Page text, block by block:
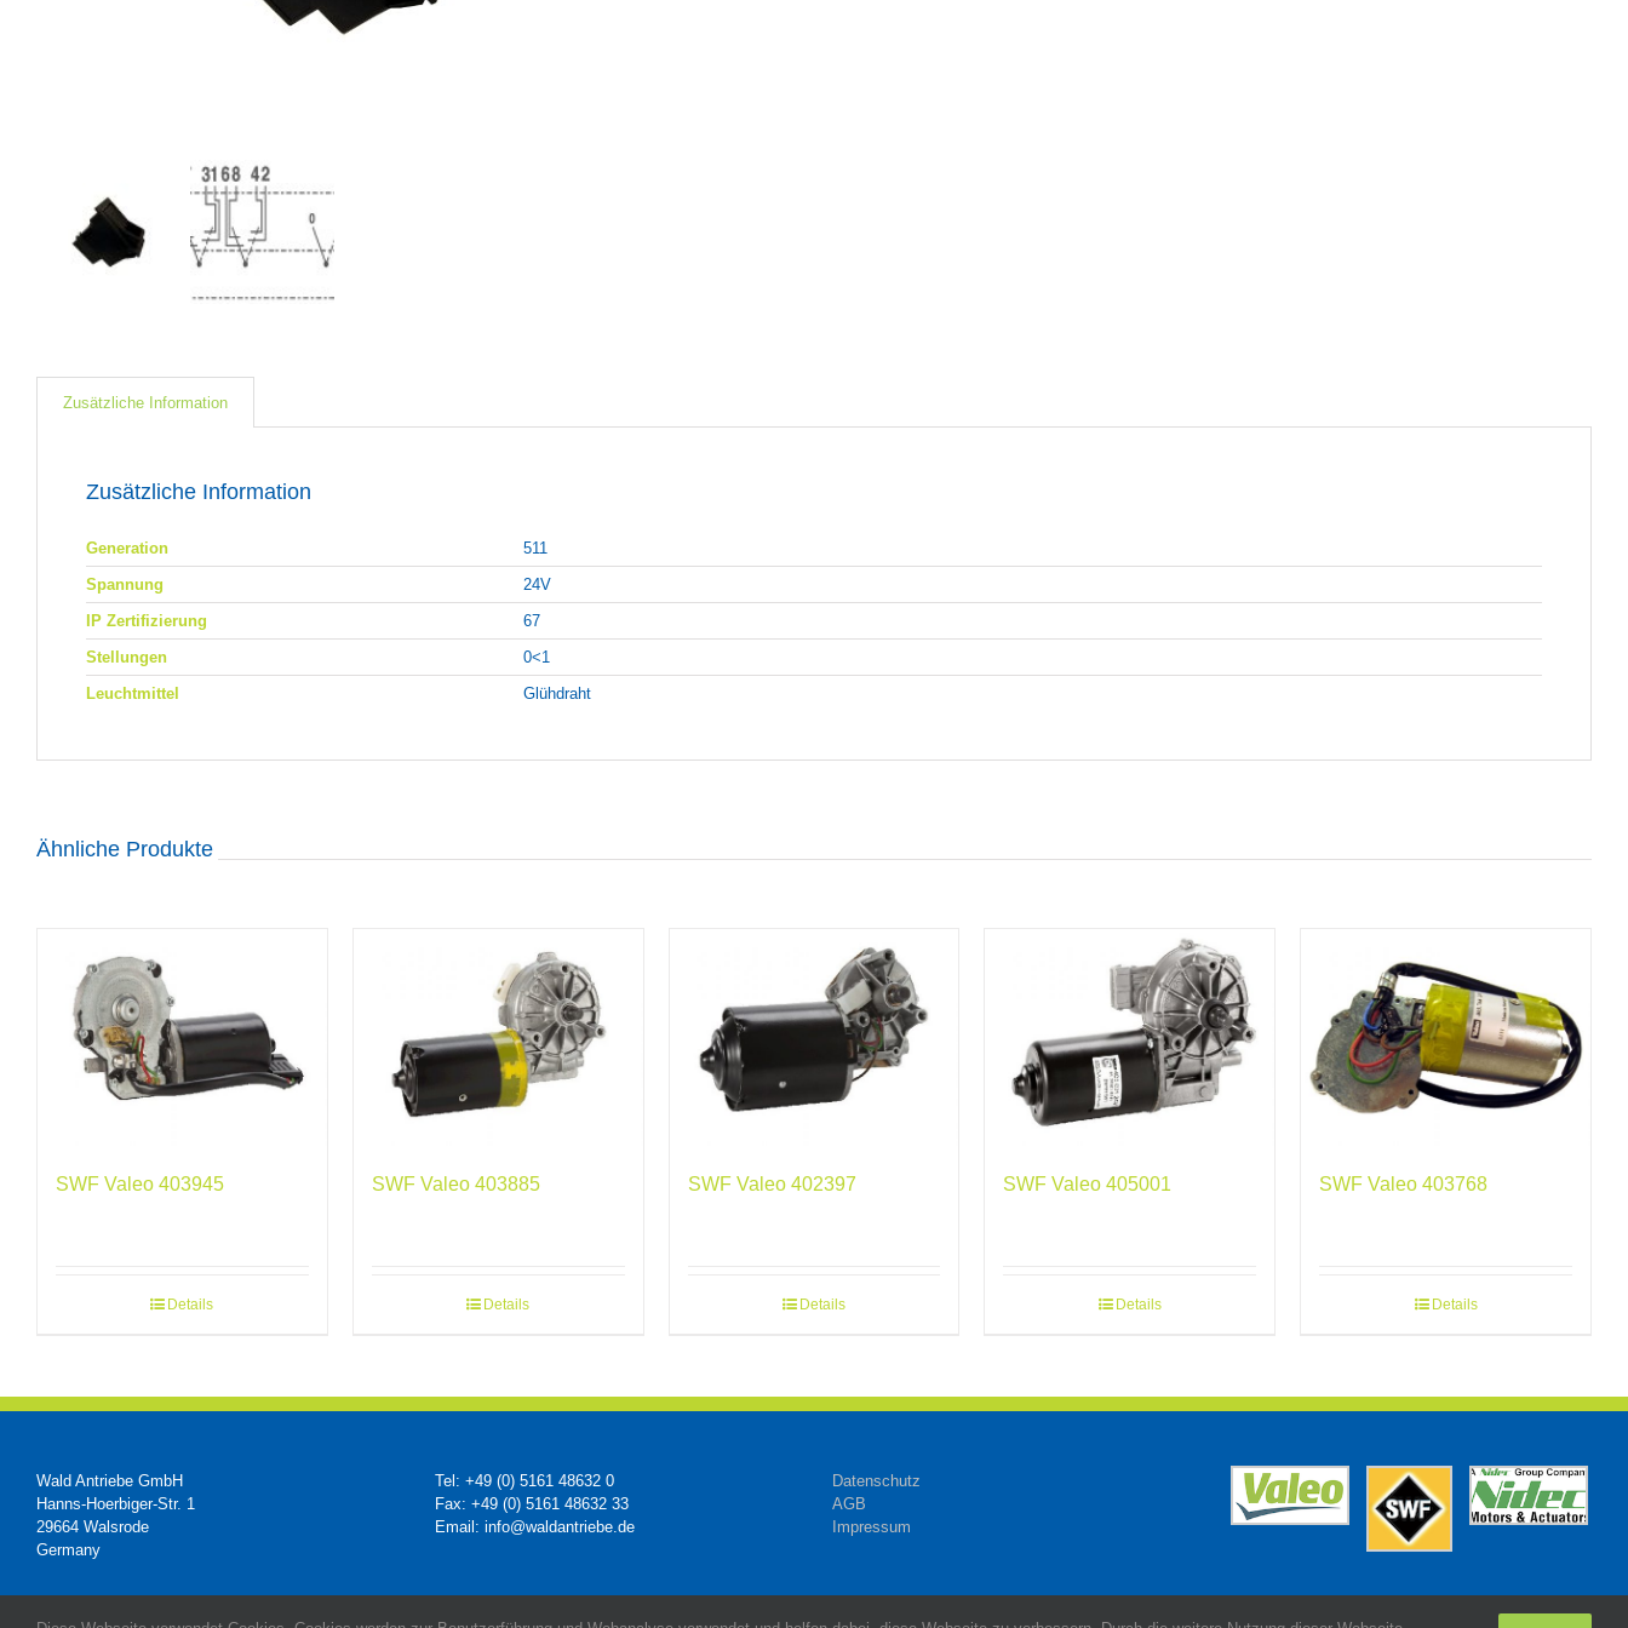
Zusätzliche Information
Zusätzliche Information
Generation
511
Spannung
24V
IP Zertifizierung
67
Stellungen
0<1
Leuchtmittel
Glühdraht
Ähnliche Produkte
SWF Valeo 403945
Details
SWF Valeo 403885
Details
SWF Valeo 402397
Details
SWF Valeo 405001
Details
SWF Valeo 403768
Details
Wald Antriebe GmbH
Hanns-Hoerbiger-Str. 1
29664 Walsrode
Germany
Tel: +49 (0) 5161 48632 0
Fax: +49 (0) 5161 48632 33
Email: info@waldantriebe.de
Datenschutz
AGB
Impressum